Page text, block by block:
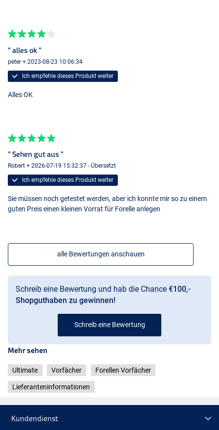
" alles ok "
peter + 2023-08-23 10:06:34
Ich empfehle dieses Produkt weiter
Alles OK
" Sehen gut aus "
Robert + 2026-07-19 15:32:37 - Übersetzt
Ich empfehle dieses Produkt weiter
Sie müssen noch getestet werden, aber ich konnte mir so zu einem
guten Preis einen kleinen Vorrat für Forelle anlegen
alle Bewertungen anschauen
Schreib eine Bewertung und hab die Chance €100,-
Shopguthaben zu gewinnen!
Schreib eine Bewertung
Mehr sehen
Ultimate Vorfächer Forellen Vorfächer
Lieferanteninformationen
Kundendienst